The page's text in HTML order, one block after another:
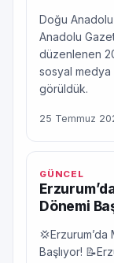
Doğu
Anadolu
düzenlenen
sosyal
görüldük.
25 Temmuz
GÜNCEL
Dönemi
Başlıyor!